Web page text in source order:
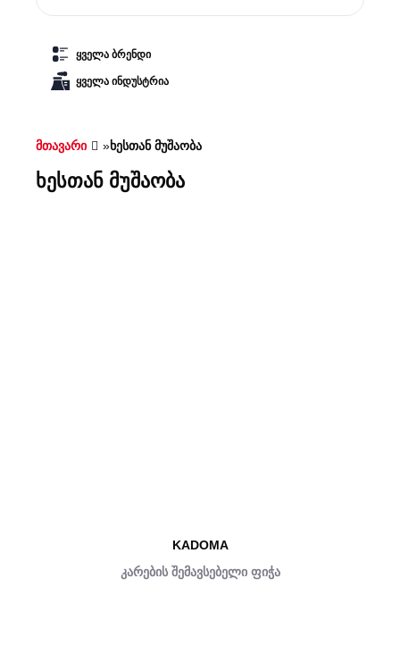
ყველა ბრენდი
ყველა ინდუსტრია
მთავარი »ხესთან მუშაობა
ხესთან მუშაობა
KADOMA
კარების შემავსებელი ფიჭა